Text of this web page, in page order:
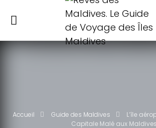
Accueil Guide des Maldives
L’île
Capitale Malé aux Maldives